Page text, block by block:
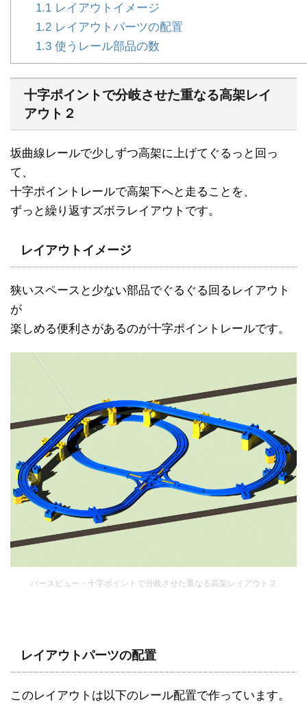
1.1レイアウトイメージ
1.2レイアウトパーツの配置
1.3使うレール部品の数
十字ポイントで分岐させた重なる高架レイ
アウト２
坂曲線レールで少しずつ高架に上げてぐるっと回っ
て、
十字ポイントレールで高架下へと走ることを、
ずっと繰り返すズボラレイアウトです。
レイアウトイメージ
狭いスペースと少ない部品でぐるぐる回るレイアウト
が
楽しめる便利さがあるのが十字ポイントレールです。
パースビュー・十字ポイントで分岐させた重なる高架レイアウト２
レイアウトパーツの配置
このレイアウトは以下のレール配置で作っています。